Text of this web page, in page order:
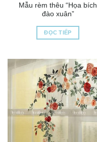
Mẫu rèm thêu “Họa bích
đào xuân”
ĐỌC TIẾP